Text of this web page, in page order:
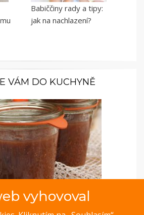
Babiččiny rady a tipy:
jak na nachlazení?
VÁM DO KUCHYNĚ
marmeláda se skořicí
vyhovoval